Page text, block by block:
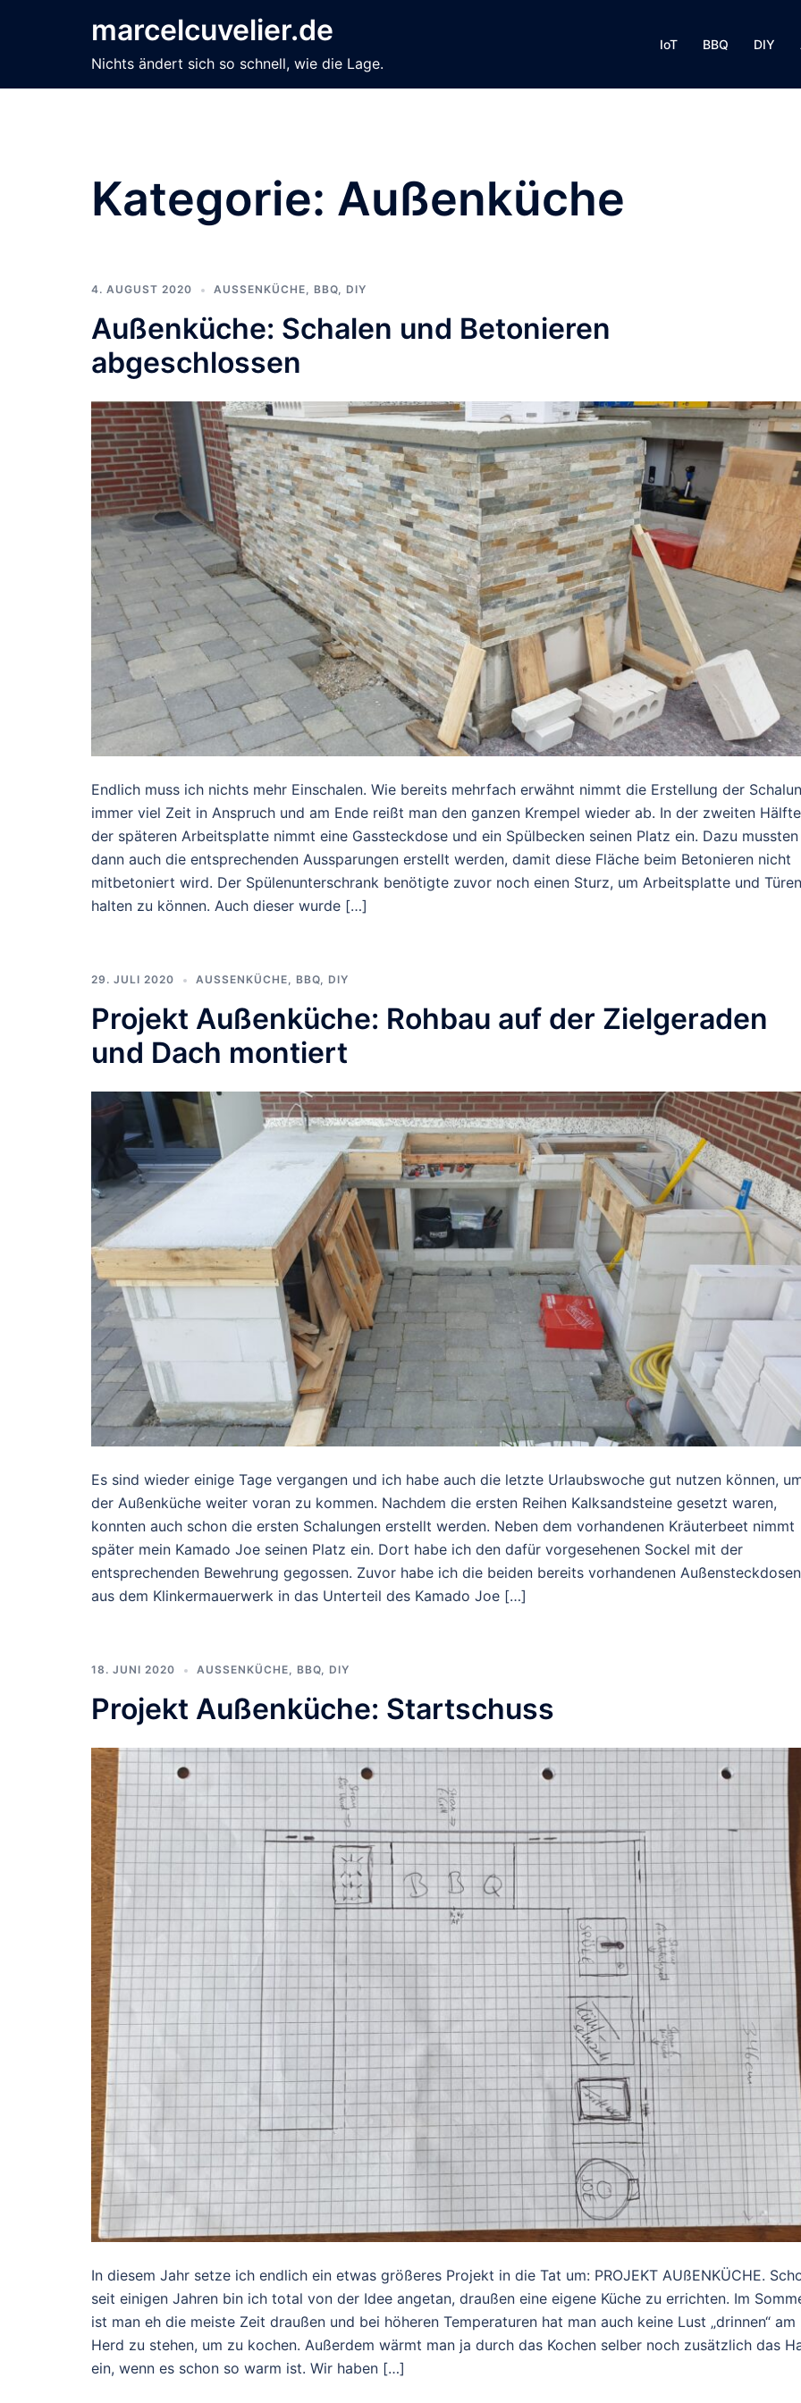
marcelcuvelier.de
Nichts ändert sich so schnell, wie die Lage.
IoT BBQ DIY
Kategorie: Außenküche
4. AUGUST 2020 AUSSENKÜCHE , BBQ, DIY
Außenküche: Schalen und Betonieren
abgeschlossen
Endlich muss ich nichts mehr Einschalen. Wie bereits mehrfach erwähnt nimmt die Erstellung der
immer viel Zeit in Anspruch und am Ende reißt man den ganzen Krempel wieder ab. In der zweiten Hälfte
der späteren Arbeitsplatte nimmt eine Gassteckdose und ein Spülbecken seinen Platz ein. Dazu mussten
dann auch die entsprechenden Aussparungen erstellt werden, damit diese Fläche beim Betonieren nicht
mitbetoniert wird. Der Spülenunterschrank benötigte zuvor noch einen Sturz, um Arbeitsplatte und Türen
halten zu können. Auch dieser wurde […]
29. JULI 2020 AUSSENKÜCHE BBQ DIY
Projekt Außenküche: Rohbau auf der Zielgeraden
und Dach montiert
Es sind wieder einige Tage vergangen und ich habe auch die letzte Urlaubswoche gut nutzen können,
der Außenküche weiter voran zu kommen. Nachdem die ersten Reihen Kalksandsteine gesetzt waren,
konnten auch schon die ersten Schalungen erstellt werden. Neben dem vorhandenen Kräuterbeet nimmt
später mein Kamado Joe seinen Platz ein. Dort habe ich den dafür vorgesehenen Sockel mit der
entsprechenden Bewehrung gegossen. Zuvor habe ich die beiden bereits vorhandenen Außensteckdosen
aus dem Klinkermauerwerk in das Unterteil des Kamado Joe […]
18. JUNI 2020 AUSSENKÜCHE BBQ DIY
Projekt Außenküche: Startschuss
In diesem Jahr setze ich endlich ein etwas größeres Projekt in die Tat um: PROJEKT AUßENKÜCHE.
seit einigen Jahren bin ich total von der Idee angetan, draußen eine eigene Küche zu errichten. Im
ist man eh die meiste Zeit draußen und bei höheren Temperaturen hat man auch keine Lust „drinnen“ am
Herd zu stehen, um zu kochen. Außerdem wärmt man ja durch das Kochen selber noch zusätzlich das
ein, wenn es schon so warm ist. Wir haben […]